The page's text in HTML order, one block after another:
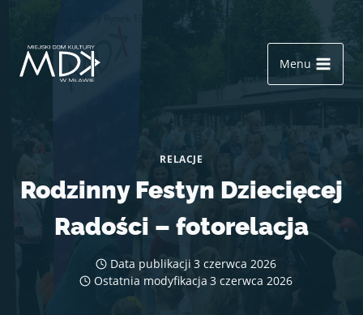
treści
Menu
RELACJE
Rodzinny Festyn Dziecięcej
Radości – fotorelacja
Data publikacji 3 czerwca 2026
Ostatnia modyfikacja 3 czerwca 2026